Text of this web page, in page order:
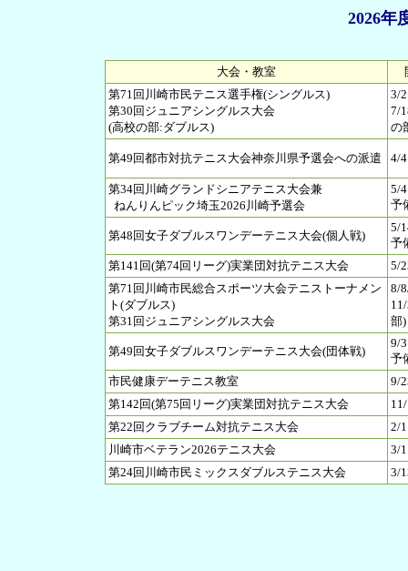
2026年
大会・教室
第71回川崎市民テニス選手権(シングルス)
第30回ジュニアシングルス大会
(高校の部:ダブルス)
3/
7/
の
第49回都市対抗テニス大会神奈川県予選会への派遣 4/
第34回川崎グランドシニアテニス大会兼
ねんりんピック埼玉2026川崎予選会
5/4
予
第48回女子ダブルスワンデーテニス大会(個人戦)
5/
予
第141回(第74回リーグ)実業団対抗テニス大会
5/
第71回川崎市民総合スポーツ大会テニストーナメン
ト(ダブルス)
第31回ジュニアシングルス大会
8/
部)
第49回女子ダブルスワンデーテニス大会(団体戦)
9/3
予
市民健康デーテニス教室
9/
第142回(第75回リーグ)実業団対抗テニス大会
第22回クラブチーム対抗テニス大会
2/
川崎市ベテラン2026テニス大会
3/
第24回川崎市民ミックスダブルステニス大会
3/